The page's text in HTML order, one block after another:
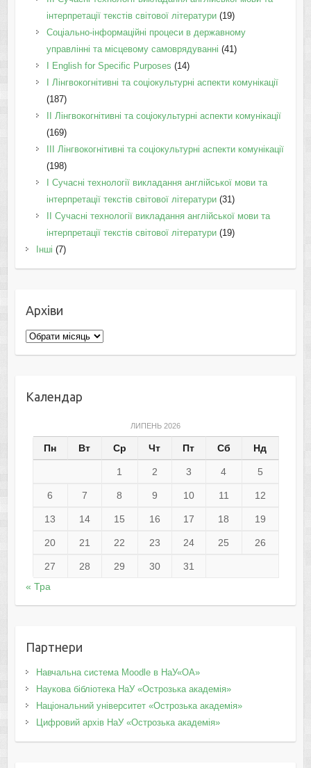
інтерпретації текстів світової літератури(19)
Соціально-інформаційні процеси в державному
управлінні та місцевому самоврядуванні (41)
І English for Specific Purposes (14)
I Лінгвокогнітивні та соціокультурні аспекти комунікації
(187)
IІ Лінгвокогнітивні та соціокультурні аспекти комунікації
(169)
IІI Лінгвокогнітивні та соціокультурні аспекти комунікації
(198)
I Cучасні технології викладання англійської мови та
інтерпретації текстів світової літератури(31)
II Cучасні технології викладання англійської мови та
інтерпретації текстів світової літератури(19)
Інші (7)
Архіви
Архіви
Календар
ЛИПЕНЬ 2026
Пн Вт Ср Чт Пт Сб Нд
1 2 3 4 5
6 7 8 9 10 11 12
13 14 15 16 17 18 19
20 21 22 23 24 25 26
27 28 29 30
31
« Тра
Партнери
Навчальна система Moodle в НаУ«ОА»
Наукова бібліотека НаУ «Острозька академія»
Національний університет «Острозька академія»
Цифровий архів НаУ «Острозька академія»